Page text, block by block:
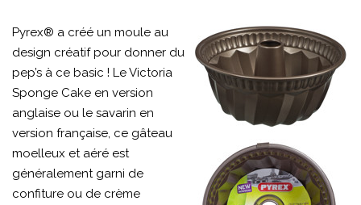
Pyrex® a créé un moule au
design créatif pour donner du
pep’s à ce basic ! Le Victoria
Sponge Cake en version
anglaise ou le savarin en
version française, ce gâteau
moelleux et aéré est
généralement garni de
confiture ou de crème